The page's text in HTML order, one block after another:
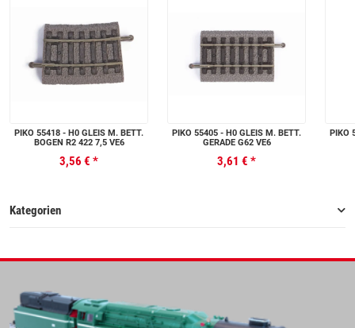
PIKO 55418 - H0 GLEIS M. BETT.
BOGEN R2 422 7,5 VE6
3,56 € *
PIKO 55405 - H0 GLEIS M. BETT.
GERADE G62 VE6
3,61 € *
PIKO
Kategorien